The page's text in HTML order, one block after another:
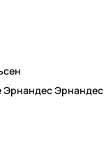
Эрнандес Эрнандес